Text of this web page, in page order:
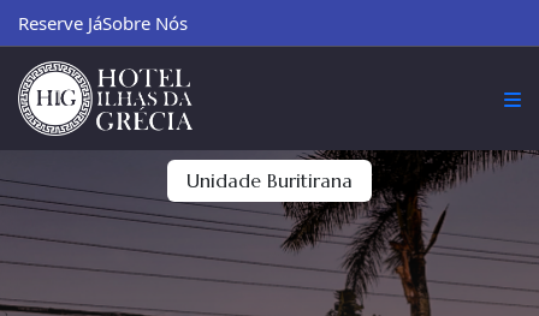
Reserve JáSobre Nós
Unidade Buritirana